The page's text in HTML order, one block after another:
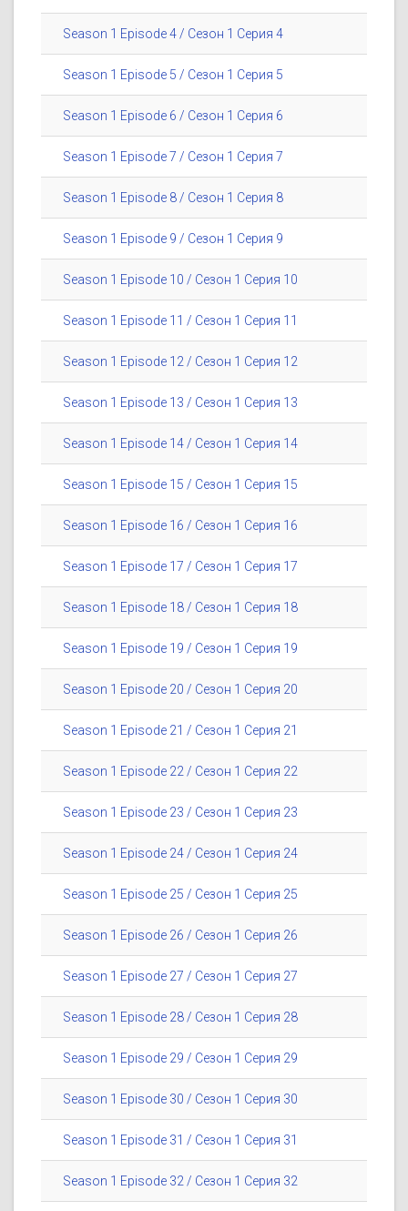
Season 1 Episode 4 / Сезон 1 Серия 4
Season 1 Episode 5 / Сезон 1 Серия 5
Season 1 Episode 6 / Сезон 1 Серия 6
Season 1 Episode 7 / Сезон 1 Серия 7
Season 1 Episode 8 / Сезон 1 Серия 8
Season 1 Episode 9 / Сезон 1 Серия 9
Season 1 Episode 10 / Сезон 1 Серия 10
Season 1 Episode 11 / Сезон 1 Серия 11
Season 1 Episode 12 / Сезон 1 Серия 12
Season 1 Episode 13 / Сезон 1 Серия 13
Season 1 Episode 14 / Сезон 1 Серия 14
Season 1 Episode 15 / Сезон 1 Серия 15
Season 1 Episode 16 / Сезон 1 Серия 16
Season 1 Episode 17 / Сезон 1 Серия 17
Season 1 Episode 18 / Сезон 1 Серия 18
Season 1 Episode 19 / Сезон 1 Серия 19
Season 1 Episode 20 / Сезон 1 Серия 20
Season 1 Episode 21 / Сезон 1 Серия 21
Season 1 Episode 22 / Сезон 1 Серия 22
Season 1 Episode 23 / Сезон 1 Серия 23
Season 1 Episode 24 / Сезон 1 Серия 24
Season 1 Episode 25 / Сезон 1 Серия 25
Season 1 Episode 26 / Сезон 1 Серия 26
Season 1 Episode 27 / Сезон 1 Серия 27
Season 1 Episode 28 / Сезон 1 Серия 28
Season 1 Episode 29 / Сезон 1 Серия 29
Season 1 Episode 30 / Сезон 1 Серия 30
Season 1 Episode 31 / Сезон 1 Серия 31
Season 1 Episode 32 / Сезон 1 Серия 32